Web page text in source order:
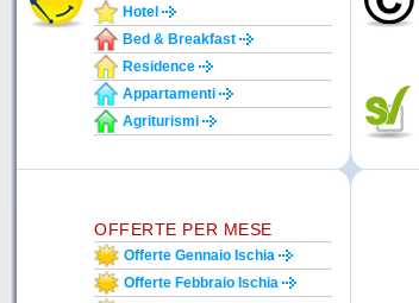
Hotel
Bed & Breakfast
Residence
Appartamenti
Agriturismi
OFFERTE PER MESE
Offerte Gennaio Ischia
Offerte Febbraio Ischia